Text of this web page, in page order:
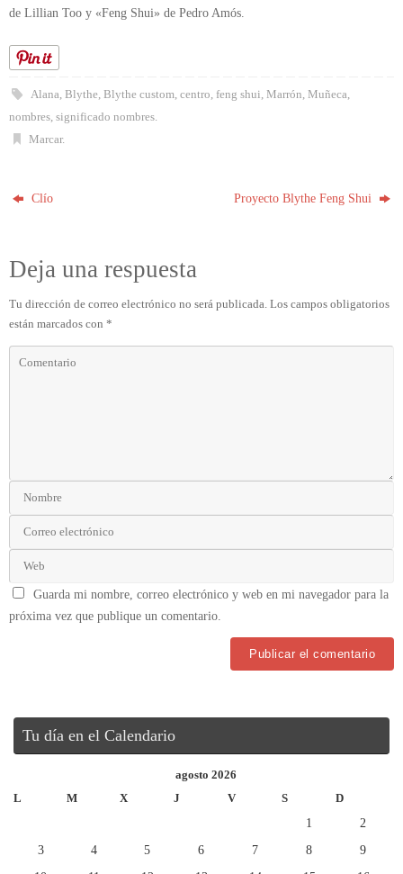
de Lillian Too y «Feng Shui» de Pedro Amós.
Alana Blythe Blythe custom centro feng shui Marrón Muñeca
nombres significado nombres
Marcar.
Clío Proyecto Blythe Feng Shui
Deja una respuesta
Tu dirección de correo electrónico no será publicada. Los campos obligatorios
están marcados con *
Guarda mi nombre, correo electrónico y web en mi navegador para la
próxima vez que publique un comentario.
Tu día en el Calendario
agosto 2026
L
M X J V S D
1
2
3
4 5 6 7 8
9